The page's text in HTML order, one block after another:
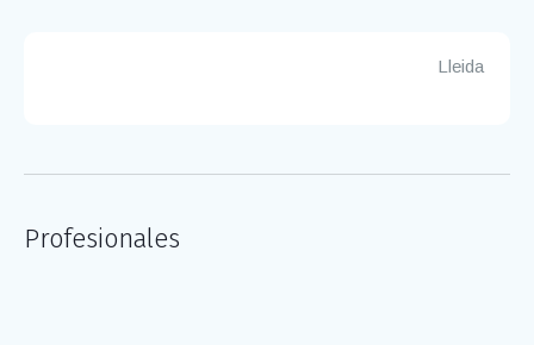
Lleida
Profesionales